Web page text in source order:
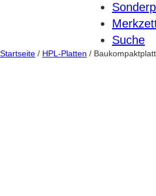
Suche
Startseite / HPL-Platten /